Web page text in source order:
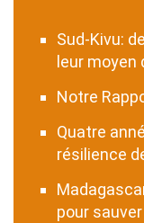
Sud-Kivu:
leur
Notre
Quatre
résilience
pour